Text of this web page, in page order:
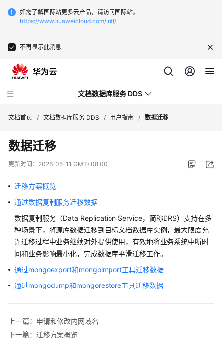
如需了解国际站更多云产品，请访问国际站。
https://www.huaweicloud.com/intl/
不再显示此消息
文档数据库服务 DDS
最
新
态
服
务
公
告
产
品
介
费
说
文档首页 / 文档数据库服务 DDS / 用户指南 / 数据迁移
数据迁移
更新时间： 2026-05-11 GMT+08:00
迁移方案概览
通过数据复制服务迁移数据
数据复制服务（Data Replication Service，简称DRS）支持在多
种场景下，将源库数据迁移到目标文档数据库实例，最大限度允
许迁移过程中业务继续对外提供使用，有效地将业务系统中断时
间和业务影响最小化，完成数据库平滑迁移工作。
通过mongoexport和mongoimport工具迁移数据
通过mongodump和mongorestore工具迁移数据
上一篇：申请和修改内网域名
下一篇：迁移方案概览